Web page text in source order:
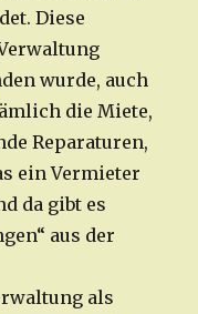
Diese
wurde, auch
die Miete,
Reparaturen,
ein Vermieter
da gibt es
aus der
als